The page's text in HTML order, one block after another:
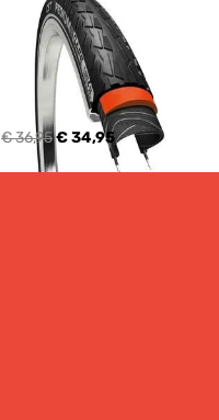
€ 36,95€ 34,95